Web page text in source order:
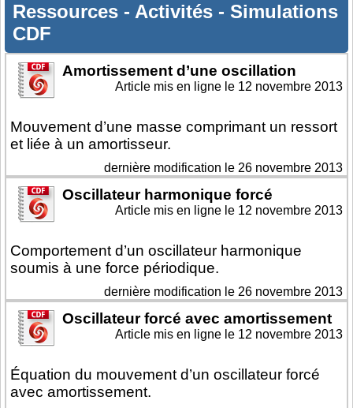
Ressources - Activités - Simulations
CDF
Amortissement d’une oscillation
Mouvement d’une masse comprimant un ressort
et liée à un amortisseur.
Article mis en ligne le 12 novembre 2013
dernière modification le 26 novembre 2013
Oscillateur harmonique forcé
Comportement d’un oscillateur harmonique
soumis à une force périodique.
Article mis en ligne le 12 novembre 2013
dernière modification le 26 novembre 2013
Oscillateur forcé avec amortissement
Équation du mouvement d’un oscillateur forcé
avec amortissement.
Article mis en ligne le 12 novembre 2013